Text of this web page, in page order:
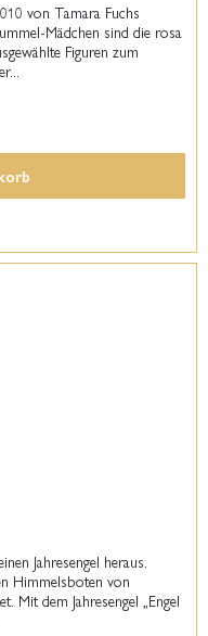
von Tamara Fuchs
Mädchen sind die rosa
Figuren zum
Jahresengel heraus.
Himmelsboten von
Mit dem Jahresengel „Engel